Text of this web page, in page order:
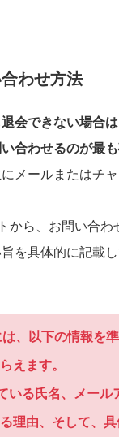
わせ方法
会できない場合
合わせるのが最
メールまたはチ
から、お問い合わ
を具体的に記載
、以下の情報を
えます。
いる氏名、メール
理由、そして、